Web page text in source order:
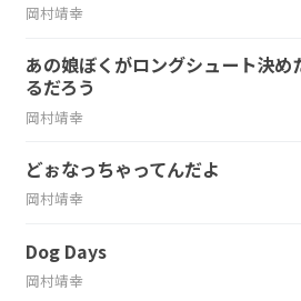
岡村靖幸
あの娘ぼくがロングシュート決め
るだろう
岡村靖幸
どぉなっちゃってんだよ
岡村靖幸
Dog Days
岡村靖幸